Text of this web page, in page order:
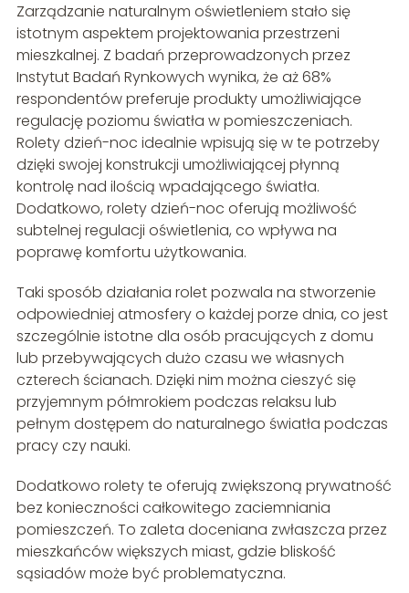
Zarządzanie naturalnym oświetleniem stało się
istotnym aspektem projektowania przestrzeni
mieszkalnej. Z badań przeprowadzonych przez
Instytut Badań Rynkowych wynika, że aż 68%
respondentów preferuje produkty umożliwiające
regulację poziomu światła w pomieszczeniach.
Rolety dzień-noc idealnie wpisują się w te potrzeby
dzięki swojej konstrukcji umożliwiającej płynną
kontrolę nad ilością wpadającego światła.
Dodatkowo, rolety dzień-noc oferują możliwość
subtelnej regulacji oświetlenia, co wpływa na
poprawę komfortu użytkowania.
Taki sposób działania rolet pozwala na stworzenie
odpowiedniej atmosfery o każdej porze dnia, co jest
szczególnie istotne dla osób pracujących z domu
lub przebywających dużo czasu we własnych
czterech ścianach. Dzięki nim można cieszyć się
przyjemnym półmrokiem podczas relaksu lub
pełnym dostępem do naturalnego światła podczas
pracy czy nauki.
Dodatkowo rolety te oferują zwiększoną prywatność
bez konieczności całkowitego zaciemniania
pomieszczeń. To zaleta doceniana zwłaszcza przez
mieszkańców większych miast, gdzie bliskość
sąsiadów może być problematyczna.